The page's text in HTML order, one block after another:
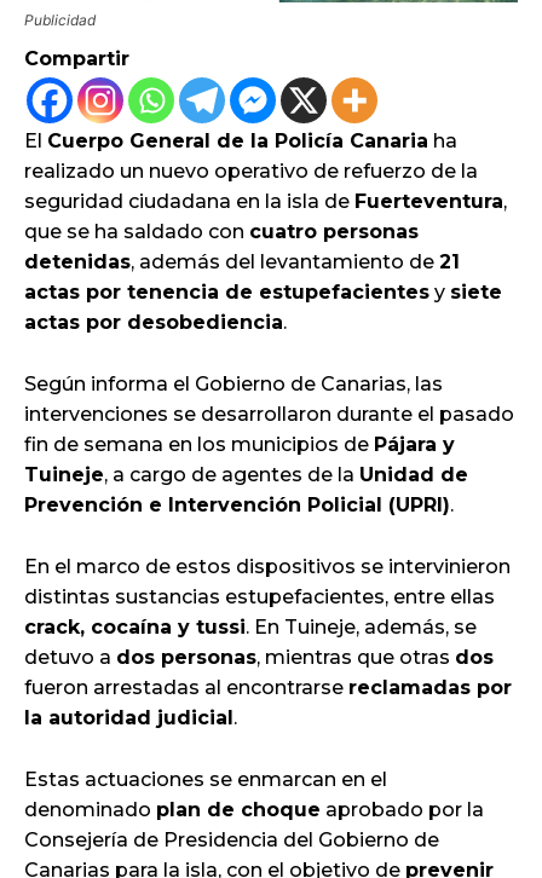
Publicidad
Compartir
El Cuerpo General de la Policía Canaria ha
realizado un nuevo operativo de refuerzo de la
seguridad ciudadana en la isla de Fuerteventura,
que se ha saldado con cuatro personas
detenidas, además del levantamiento de 21
actas por tenencia de estupefacientes y siete
actas por desobediencia.
Según informa el Gobierno de Canarias, las
intervenciones se desarrollaron durante el pasado
fin de semana en los municipios de Pájara y
Tuineje, a cargo de agentes de la Unidad de
Prevención e Intervención Policial (UPRI).
En el marco de estos dispositivos se intervinieron
distintas sustancias estupefacientes, entre ellas
crack, cocaína y tussi. En Tuineje, además, se
detuvo a dos personas, mientras que otras dos
fueron arrestadas al encontrarse reclamadas por
la autoridad judicial .
Estas actuaciones se enmarcan en el
denominado plan de choque aprobado por la
Consejería de Presidencia del Gobierno de
Canarias para la isla, con el objetivo de prevenir